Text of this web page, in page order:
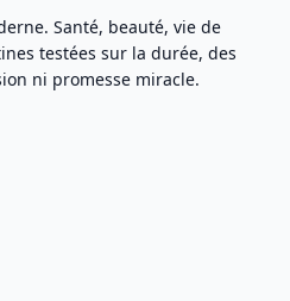
Santé, beauté, vie de
testées sur la durée, des
ni promesse miracle.